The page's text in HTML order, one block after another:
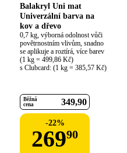
Balakryl Uni mat
Univerzální barva na
kov a dřevo
0,7 kg, výborná odolnost vůči
povětrnostním vlivům, snadno
se aplikuje a roztírá, více barev
(1 kg = 499,86 Kč)
s Clubcard: (1 kg = 385,57 Kč)
Běžná
cena
349 90
-22%
26990